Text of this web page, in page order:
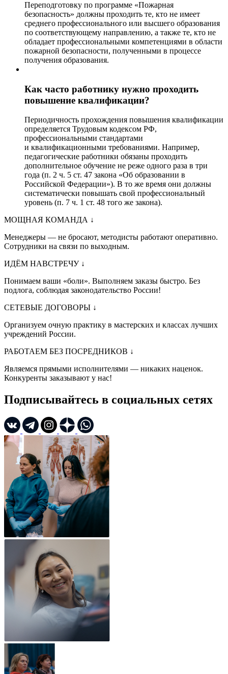
Переподготовку по программе «Пожарная
безопасность» должны проходить те, кто не имеет
среднего профессионального или высшего образования
по соответствующему направлению, а также те, кто не
обладает профессиональными компетенциями в области
пожарной безопасности, полученными в процессе
получения образования.
Как часто работнику нужно проходить
повышение квалификации?
Периодичность прохождения повышения квалификации
определяется Трудовым кодексом РФ,
профессиональными стандартами
и квалификационными требованиями. Например,
педагогические работники обязаны проходить
дополнительное обучение не реже одного раза в три
года (п. 2 ч. 5 ст. 47 закона «Об образовании в
Российской Федерации»). В то же время они должны
систематически повышать свой профессиональный
уровень (п. 7 ч. 1 ст. 48 того же закона).
МОЩНАЯ КОМАНДА ↓
Менеджеры — не бросают, методисты работают оперативно.
Сотрудники на связи по выходным.
ИДЁМ НАВСТРЕЧУ ↓
Понимаем ваши «боли». Выполняем заказы быстро. Без
подлога, соблюдая законодательство России!
СЕТЕВЫЕ ДОГОВОРЫ ↓
Организуем очную практику в мастерских и классах лучших
учреждений России.
РАБОТАЕМ БЕЗ ПОСРЕДНИКОВ ↓
Являемся прямыми исполнителями — никаких наценок.
Конкуренты заказывают у нас!
Подписывайтесь в социальных сетях